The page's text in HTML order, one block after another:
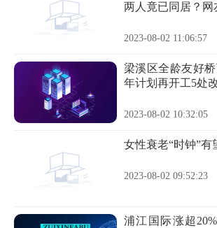
两人竟已同居？
2023-08-02 11:06:57
梁溪区全龄友好
年计划再开工5处
2023-08-02 10:32:05
女性衰老“时钟”有
2023-08-02 09:52:23
浦江国际涨超